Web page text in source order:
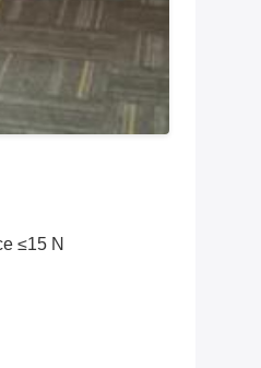
≤15 N